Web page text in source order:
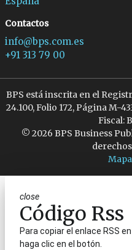
Contactos
info@bps.com.es
+91 313 79 00
BPS está inscrita en el
24.100, Folio 172, Página M-
Fiscal:
© 2026 BPS Business
close
Código Rss
Para copiar el enlace RSS
haga clic en el botón.